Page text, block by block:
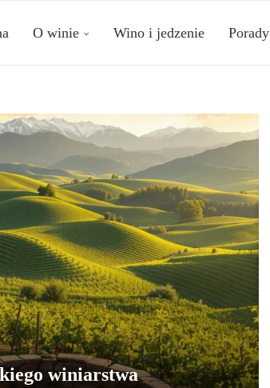
O winie Wino i jedzenie Porady
winiarstwa